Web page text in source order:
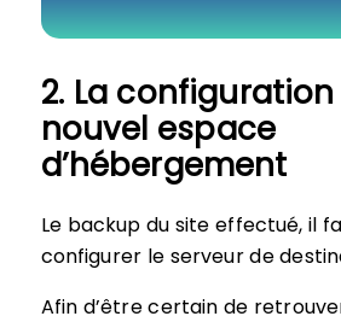
2. La
nouvel espace
d’hébergement
Le backup du site effectué, il
configurer le serveur de
Afin d’être certain de